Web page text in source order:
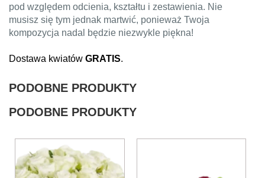
pod względem odcienia, kształtu i zestawienia. Nie
musisz się tym jednak martwić, ponieważ Twoja
kompozycja nadal będzie niezwykle piękna!
Dostawa kwiatów GRATIS.
PODOBNE PRODUKTY
PODOBNE PRODUKTY
produkt
ma